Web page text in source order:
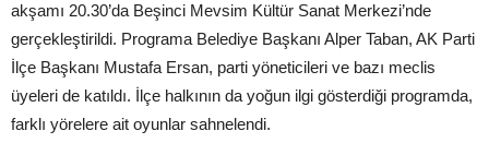
akşamı 20.30’da Beşinci Mevsim Kültür Sanat Merkezi’nde
gerçekleştirildi. Programa Belediye Başkanı Alper Taban, AK Parti
İlçe Başkanı Mustafa Ersan, parti yöneticileri ve bazı meclis
üyeleri de katıldı. İlçe halkının da yoğun ilgi gösterdiği programda,
farklı yörelere ait oyunlar sahnelendi.